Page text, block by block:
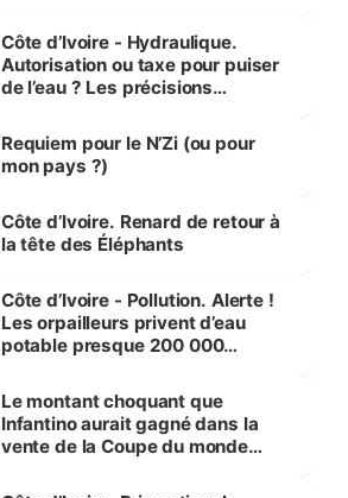
Côte d’Ivoire - Hydraulique.
Autorisation ou taxe pour puiser
de l’eau ? Les précisions
Requiem pour le N’Zi (ou pour
mon pays ?)
Côte d’Ivoire. Renard de retour à
la tête des Éléphants
Côte d’Ivoire - Pollution. Alerte !
Les orpailleurs privent d’eau
potable presque 200 000
Le montant choquant que
Infantino aurait gagné dans la
vente de la Coupe du monde